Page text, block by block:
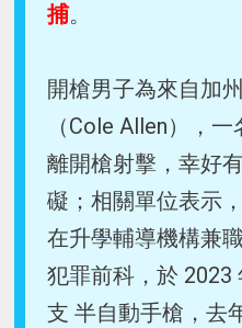
捕。
開槍男子為來自加
（Cole Allen），
離開槍射擊，幸好
礙；相關單位表示
在升學輔導機構兼
犯罪前科，於 2023
支 半自動手槍，去